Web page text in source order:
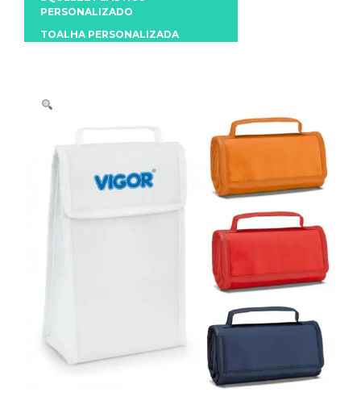
PERSONALIZADO
TOALHA PERSONALIZADA